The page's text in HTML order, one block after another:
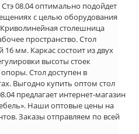
08.04 оптимально подойдет
с целью оборудования
столешница
пространство. Стол
мм. Каркас состоит из двух
высоты стоек
Стол доступен в
Выгодно купить оптом стол
предлагает интернет-магазин
Наши оптовые цены на
Заказы отправляем по всей